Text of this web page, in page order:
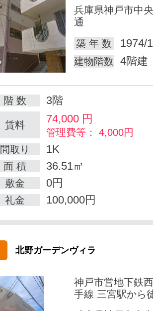
兵庫県神戸市中
通
築 年 数
1974/
建物階数 4階建
階 数 3階
賃料 74,000 円
管理費等： 4,000円
間取り
1K
面 積 36.51㎡
敷金 0円
礼金 100,000円
北野ガーデンヴィラ
神戸市営地下鉄
手線 三宮駅から